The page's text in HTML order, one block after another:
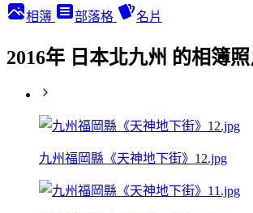
相簿 部落格 名片
2016年 日本北九州 的相簿照
九州福岡縣《天神地下街》12.jpg